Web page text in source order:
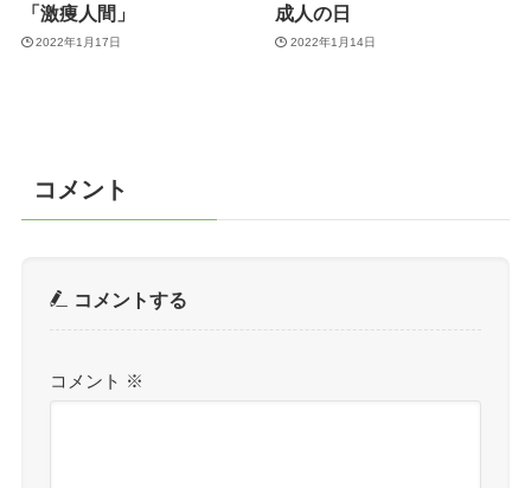
「激痩人間」
2022年1月17日
成人の日
2022年1月14日
コメント
コメントする
コメント ※